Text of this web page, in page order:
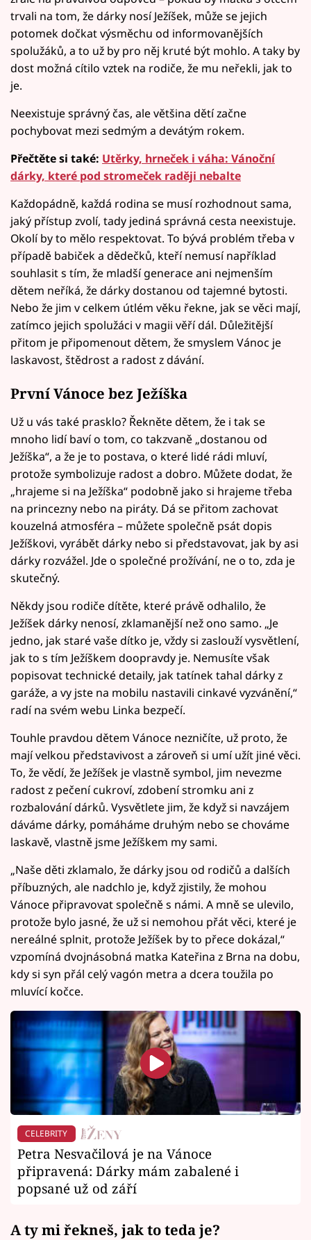
trvali na tom, že dárky nosí Ježíšek, může se jejich
potomek dočkat výsměchu od informovanějších
spolužáků, a to už by pro něj kruté být mohlo. A taky by
dost možná cítilo vztek na rodiče, že mu neřekli, jak to
je.
Neexistuje správný čas, ale většina dětí začne
pochybovat mezi sedmým a devátým rokem.
Přečtěte si také: Utěrky, hrneček i váha: Vánoční
dárky, které pod stromeček raději nebalte
Každopádně, každá rodina se musí rozhodnout sama,
jaký přístup zvolí, tady jediná správná cesta neexistuje.
Okolí by to mělo respektovat. To bývá problém třeba v
případě babiček a dědečků, kteří nemusí například
souhlasit s tím, že mladší generace ani nejmenším
dětem neříká, že dárky dostanou od tajemné bytosti.
Nebo že jim v celkem útlém věku řekne, jak se věci mají,
zatímco jejich spolužáci v magii věří dál. Důležitější
přitom je připomenout dětem, že smyslem Vánoc je
laskavost, štědrost a radost z dávání.
První Vánoce bez Ježíška
Už u vás také prasklo? Řekněte dětem, že i tak se
mnoho lidí baví o tom, co takzvaně „dostanou od
Ježíška“, a že je to postava, o které lidé rádi mluví,
protože symbolizuje radost a dobro. Můžete dodat, že
„hrajeme si na Ježíška“ podobně jako si hrajeme třeba
na princezny nebo na piráty. Dá se přitom zachovat
kouzelná atmosféra – můžete společně psát dopis
Ježíškovi, vyrábět dárky nebo si představovat, jak by asi
dárky rozvážel. Jde o společné prožívání, ne o to, zda je
skutečný.
Někdy jsou rodiče dítěte, které právě odhalilo, že
Ježíšek dárky nenosí, zklamanější než ono samo. „Je
jedno, jak staré vaše dítko je, vždy si zaslouží vysvětlení,
jak to s tím Ježíškem doopravdy je. Nemusíte však
popisovat technické detaily, jak tatínek tahal dárky z
garáže, a vy jste na mobilu nastavili cinkavé vyzvánění,“
radí na svém webu Linka bezpečí.
Touhle pravdou dětem Vánoce nezničíte, už proto, že
mají velkou představivost a zároveň si umí užít jiné věci.
To, že vědí, že Ježíšek je vlastně symbol, jim nevezme
radost z pečení cukroví, zdobení stromku ani z
rozbalování dárků. Vysvětlete jim, že když si navzájem
dáváme dárky, pomáháme druhým nebo se chováme
laskavě, vlastně jsme Ježíškem my sami.
„Naše děti zklamalo, že dárky jsou od rodičů a dalších
příbuzných, ale nadchlo je, když zjistily, že mohou
Vánoce připravovat společně s námi. A mně se ulevilo,
protože bylo jasné, že už si nemohou přát věci, které je
nereálné splnit, protože Ježíšek by to přece dokázal,“
vzpomíná dvojnásobná matka Kateřina z Brna na dobu,
kdy si syn přál celý vagón metra a dcera toužila po
mluvící kočce.
CELEBRITY
Petra Nesvačilová je na Vánoce
připravená: Dárky mám zabalené i
popsané už od září
A ty mi řekneš, jak to teda je?